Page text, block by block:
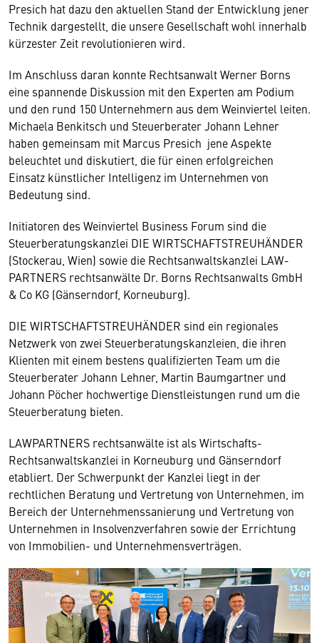
Presich hat dazu den aktuellen Stand der Entwicklung jener
Technik dargestellt, die unsere Gesellschaft wohl innerhalb
kürzester Zeit revolutionieren wird.
Im Anschluss daran konnte Rechtsanwalt Werner Borns
eine spannende Diskussion mit den Experten am Podium
und den rund 150 Unternehmern aus dem Weinviertel leiten.
Michaela Benkitsch und Steuerberater Johann Lehner
haben gemeinsam mit Marcus Presich jene Aspekte
beleuchtet und diskutiert, die für einen erfolgreichen
Einsatz künstlicher Intelligenz im Unternehmen von
Bedeutung sind.
Initiatoren des Weinviertel Business Forum sind die
Steuerberatungskanzlei DIE WIRT­SCHAFTSTREUHÄNDER
(Stockerau, Wien) sowie die Rechtsanwaltskanzlei LAW­
PARTNERS rechtsanwälte Dr. Borns Rechtsanwalts GmbH
& Co KG (Gänserndorf, Korneuburg).
DIE WIRTSCHAFTSTREUHÄNDER sind ein regionales
Netzwerk von zwei Steuerberatungskanzleien, die ihren
Klienten mit einem bestens qualifizierten Team um die
Steuerberater Johann Lehner, Martin Baumgartner und
Johann Pöcher hochwertige Dienstleistungen rund um die
Steuerberatung bieten.
LAWPARTNERS rechtsanwälte ist als Wirtschafts-
Rechtsanwaltskanzlei in Korneuburg und Gänserndorf
etabliert. Der Schwerpunkt der Kanzlei liegt in der
rechtlichen Beratung und Vertretung von Unternehmen, im
Bereich der Unternehmens­sanierung und Vertretung von
Unternehmen in Insolvenzverfahren sowie der Errichtung
von Immobilien- und Unternehmensverträgen.